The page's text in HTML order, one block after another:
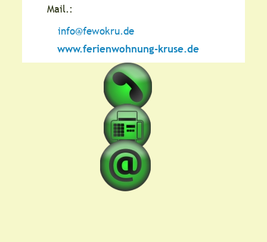
Mail.:
www.ferienwohnung-kruse.de
info@fewokru.de